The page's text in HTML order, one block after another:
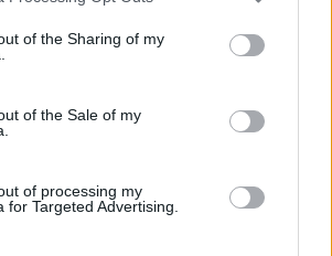
of the Sharing of my
of the Sale of my
of processing my
for Targeted Advertising.
Ακολουθήστε το OLAFAQ